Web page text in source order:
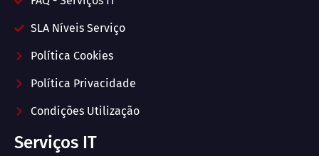
SLA Níveis Serviço
Política Cookies
Política Privacidade
Condições Utilização
Serviços IT